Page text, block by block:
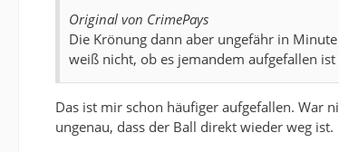
Tom Geißler (TuS Koblenz) ablösefrei
Dominic Peitz (Union Berlin) ablösefrei
Darlington Omodiagbe (RW Ahlen)
Andreas Schäfer (Karlsruher SC) ablösefrei
Assimiou Touré (Bay. Leverkusen) * -
Pierre De Wit (Bay. Leverkusen) * -
René Trehkopf (Dynamo Dresden) ablösefrei
Original von CrimePays
Die Krönung dann aber ungefähr in
weiß nicht, ob es jemandem aufgefallen
Das ist mir schon häufiger aufgefallen. War
ungenau, dass der Ball direkt wieder weg ist.